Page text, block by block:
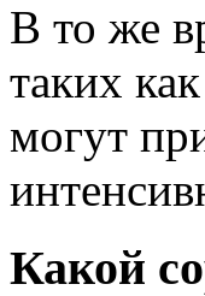
В то же
таких
могут
Какой